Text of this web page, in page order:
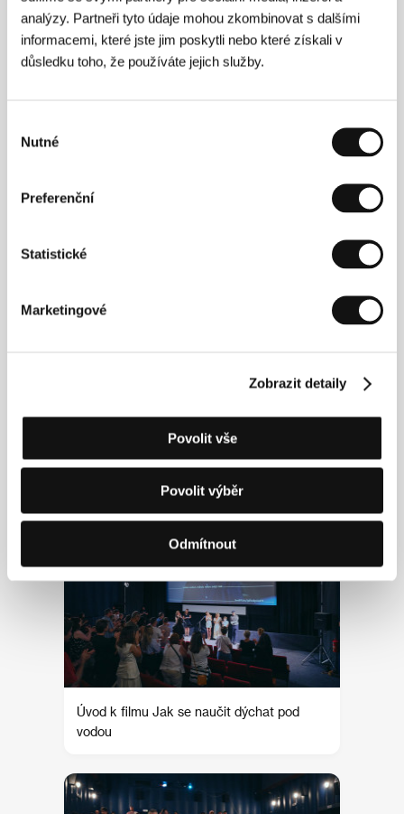
analýzy. Partneři tyto údaje mohou zkombinovat s dalšími
informacemi, které jste jim poskytli nebo které získali v
důsledku toho, že používáte jejich služby.
souhlasu
Nutné
Preferenční
Statistické
Marketingové
Zobrazit detaily
Povolit vše
Povolit výběr
Odmítnout
Fortune, herec Ezra Carlisle
Herečka Maria Bakalova
Úvod k filmu Jak se naučit dýchat pod
vodou